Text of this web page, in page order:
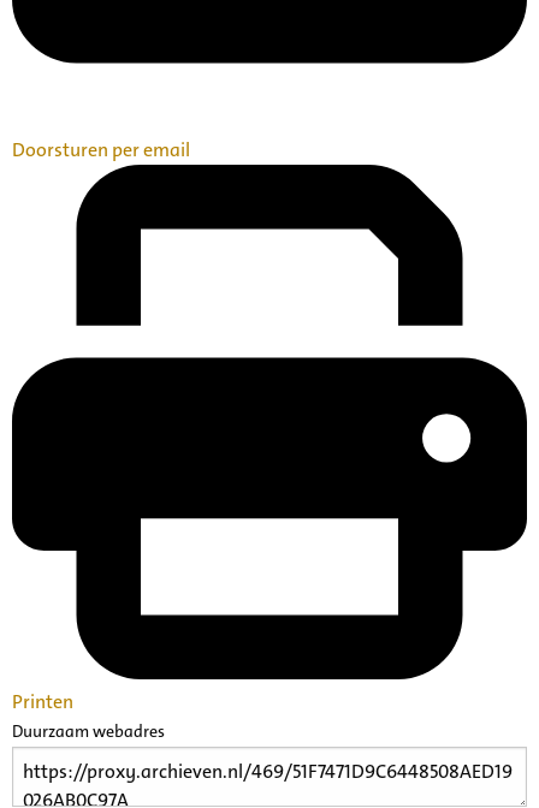
Doorsturen per email
Printen
Duurzaam webadres